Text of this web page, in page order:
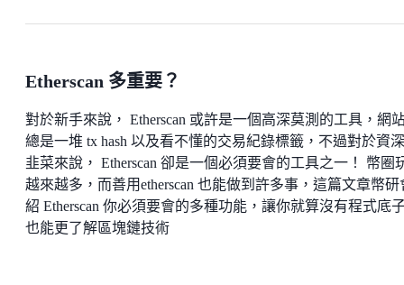
Etherscan 多重要？
對於新手來說， Etherscan 或許是一個高深莫測的工具，網
總是一堆 tx hash 以及看不懂的交易紀錄標籤，不過對於資
韭菜來說， Etherscan 卻是一個必須要會的工具之一！ 幣圈
越來越多，而善用etherscan 也能做到許多事，這篇文章幣研
紹 Etherscan 你必須要會的多種功能，讓你就算沒有程式底
也能更了解區塊鏈技術